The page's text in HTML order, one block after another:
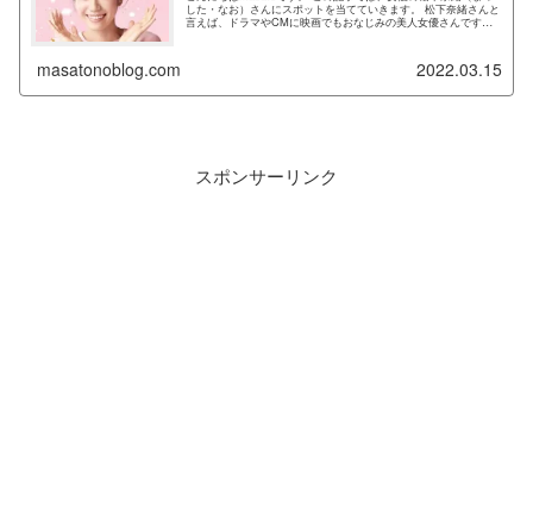
した・なお）さんにスポットを当てていきます。 松下奈緒さんと
言えば、ドラマやCMに映画でもおなじみの美人女優さんですよ
ね。 特に2010年に放送されたNHK連続テレビ小説『ゲゲ...
masatonoblog.com 2022.03.15
スポンサーリンク